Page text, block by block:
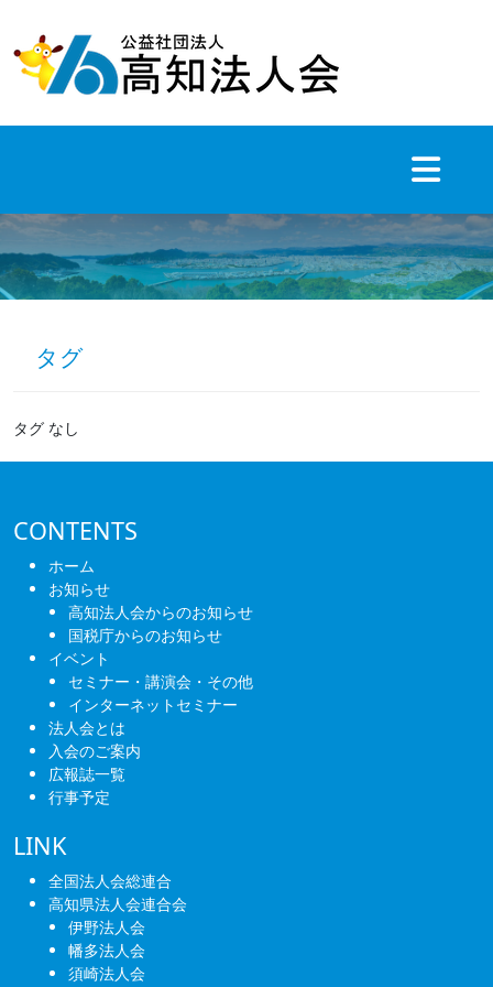
content
タグ
タグ なし
CONTENTS
ホーム
お知らせ
高知法人会からのお知らせ
国税庁からのお知らせ
イベント
セミナー・講演会・その他
インターネットセミナー
法人会とは
入会のご案内
広報誌一覧
行事予定
LINK
全国法人会総連合
高知県法人会連合会
伊野法人会
幡多法人会
須崎法人会